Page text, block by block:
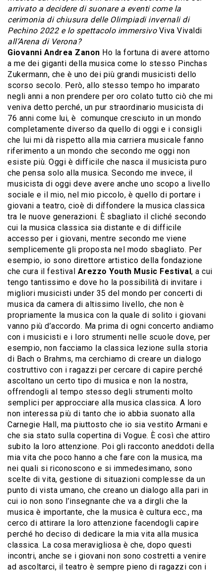
arrivato a decidere di suonare a eventi come la
cerimonia di chiusura delle Olimpiadi invernali di
Pechino 2022 e lo spettacolo immersivo Viva Vivaldi
all’Arena di Verona?
Giovanni Andrea Zanon Ho la fortuna di avere attorno
a me dei giganti della musica come lo stesso Pinchas
Zukermann, che è uno dei più grandi musicisti dello
scorso secolo. Però, allo stesso tempo ho imparato
negli anni a non prendere per oro colato tutto ciò che mi
veniva detto perché, un pur straordinario musicista di
76 anni come lui, è comunque cresciuto in un mondo
completamente diverso da quello di oggi e i consigli
che lui mi dà rispetto alla mia carriera musicale fanno
riferimento a un mondo che secondo me oggi non
esiste più. Oggi è difficile che nasca il musicista puro
che pensa solo alla musica. Secondo me invece, il
musicista di oggi deve avere anche uno scopo a livello
sociale e il mio, nel mio piccolo, è quello di portare i
giovani a teatro, cioè di diffondere la musica classica
tra le nuove generazioni. È sbagliato il cliché secondo
cui la musica classica sia distante e di difficile
accesso per i giovani, mentre secondo me viene
semplicemente gli proposta nel modo sbagliato. Per
esempio, io sono direttore artistico della fondazione
che cura il festival Arezzo Youth Music Festival, a cui
tengo tantissimo e dove ho la possibilità di invitare i
migliori musicisti under 35 del mondo per concerti di
musica da camera di altissimo livello, che non è
propriamente la musica con la quale di solito i giovani
vanno più d’accordo. Ma prima di ogni concerto andiamo
con i musicisti e i loro strumenti nelle scuole dove, per
esempio, non facciamo la classica lezione sulla storia
di Bach o Brahms, ma cerchiamo di creare un dialogo
costruttivo con i ragazzi per cercare di capire perché
ascoltano un certo tipo di musica e non la nostra,
offrendogli al tempo stesso degli strumenti molto
semplici per approcciare alla musica classica. A loro
non interessa più di tanto che io abbia suonato alla
Carnegie Hall, ma piuttosto che io sia vestito Armani e
che sia stato sulla copertina di Vogue. È così che attiro
subito la loro attenzione. Poi gli racconto aneddoti della
mia vita che poco hanno a che fare con la musica, ma
nei quali si riconoscono e si immedesimano, sono
scelte di vita, gestione di situazioni complesse da un
punto di vista umano, che creano un dialogo alla pari in
cui io non sono l’insegnante che va a dirgli che la
musica è importante, che la musica è cultura ecc., ma
cerco di attirare la loro attenzione facendogli capire
perché ho deciso di dedicare la mia vita alla musica
classica. La cosa meravigliosa è che, dopo questi
incontri, anche se i giovani non sono costretti a venire
ad ascoltarci, il teatro è sempre pieno di ragazzi con i